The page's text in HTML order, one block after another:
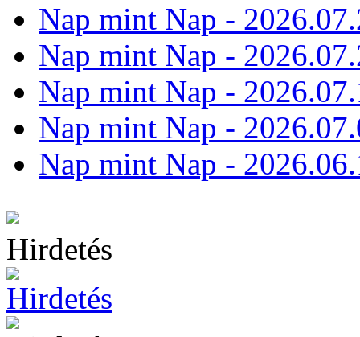
Nap mint Nap -
Nap mint Nap -
Nap mint Nap -
Nap mint Nap -
Nap mint Nap -
Hirdetés